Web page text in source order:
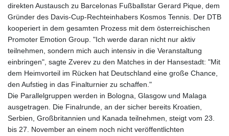
direkten Austausch zu Barcelonas Fußballstar Gerard Pique, dem
Gründer des Davis-Cup-Rechteinhabers Kosmos Tennis. Der DTB
kooperiert in dem gesamten Prozess mit dem österreichischen
Promoter Emotion Group. "Ich werde daran nicht nur aktiv
teilnehmen, sondern mich auch intensiv in die Veranstaltung
einbringen", sagte Zverev zu den Matches in der Hansestadt: "Mit
dem Heimvorteil im Rücken hat Deutschland eine große Chance,
den Aufstieg in das Finalturnier zu schaffen."
Die Parallelgruppen werden in Bologna, Glasgow und Malaga
ausgetragen. Die Finalrunde, an der sicher bereits Kroatien,
Serbien, Großbritannien und Kanada teilnehmen, steigt vom 23.
bis 27. November an einem noch nicht veröffentlichten